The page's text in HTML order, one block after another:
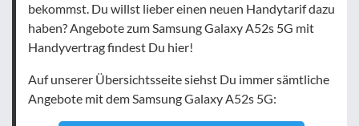
bekommst. Du willst lieber einen neuen Handytarif dazu
haben? Angebote zum Samsung Galaxy A52s 5G mit
Handyvertrag findest Du hier!
Auf unserer Übersichtsseite siehst Du immer sämtliche
Angebote mit dem Samsung Galaxy A52s 5G: